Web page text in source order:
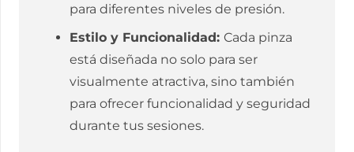
para diferentes niveles de presión.
Estilo y Funcionalidad: Cada pinza
está diseñada no solo para ser
visualmente atractiva, sino también
para ofrecer funcionalidad y seguridad
durante tus sesiones.